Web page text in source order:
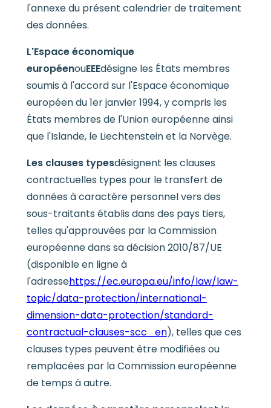
l'annexe du présent calendrier de traitement
des données.
L'Espace économique
européenouEEEdésigne les États membres
soumis à l'accord sur l'Espace économique
européen du 1er janvier 1994, y compris les
États membres de l'Union européenne ainsi
que l'Islande, le Liechtenstein et la Norvège.
Les clauses typesdésignent les clauses
contractuelles types pour le transfert de
données à caractère personnel vers des
sous-traitants établis dans des pays tiers,
telles qu'approuvées par la Commission
européenne dans sa décision 2010/87/UE
(disponible en ligne à
l'adressehttps://ec.europa.eu/info/law/law-
topic/data-protection/international-
dimension-data-protection/standard-
contractual-clauses-scc_en), telles que ces
clauses types peuvent être modifiées ou
remplacées par la Commission européenne
de temps à autre.